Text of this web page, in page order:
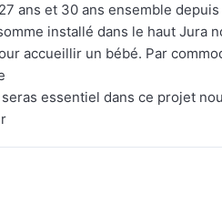
ans et 30 ans ensemble
installé dans le haut Jura
accueillir un bébé. Par
essentiel dans ce projet